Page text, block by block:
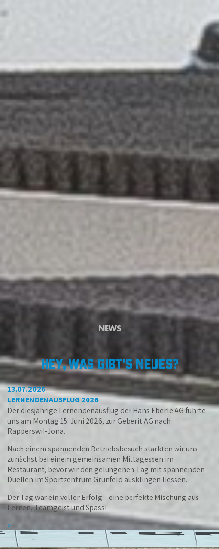
NEWS
hey, Was gibt's Neues?
13.07.2026
LERNENDENAUSFLUG 2026
Der diesjährige Lernendenausflug der Hans Eberle AG führte
uns am Montag 15. Juni 2026, zur Geberit AG nach
Rapperswil-Jona.
Nach einem spannenden Betriebsbesuch stärkten wir uns
zunächst bei einem gemeinsamen Mittagessen im
Restaurant, bevor wir den gelungenen Tag mit spannenden
Duellen im Sportzentrum Grünfeld ausklingen liessen.
Der Tag war ein voller Erfolg – eine perfekte Mischung aus
Lernen, Teamgeist und Spass!